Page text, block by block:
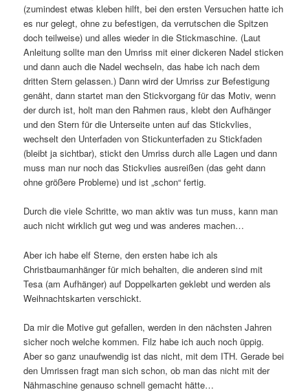
(zumindest etwas kleben hilft, bei den ersten Versuchen hatte ich
es nur gelegt, ohne zu befestigen, da verrutschen die Spitzen
doch teilweise) und alles wieder in die Stickmaschine. (Laut
Anleitung sollte man den Umriss mit einer dickeren Nadel sticken
und dann auch die Nadel wechseln, das habe ich nach dem
dritten Stern gelassen.) Dann wird der Umriss zur Befestigung
genäht, dann startet man den Stickvorgang für das Motiv, wenn
der durch ist, holt man den Rahmen raus, klebt den Aufhänger
und den Stern für die Unterseite unten auf das Stickvlies,
wechselt den Unterfaden von Stickunterfaden zu Stickfaden
(bleibt ja sichtbar), stickt den Umriss durch alle Lagen und dann
muss man nur noch das Stickvlies ausreißen (das geht dann
ohne größere Probleme) und ist „schon“ fertig.
Durch die viele Schritte, wo man aktiv was tun muss, kann man
auch nicht wirklich gut weg und was anderes machen…
Aber ich habe elf Sterne, den ersten habe ich als
Christbaumanhänger für mich behalten, die anderen sind mit
Tesa (am Aufhänger) auf Doppelkarten geklebt und werden als
Weihnachtskarten verschickt.
Da mir die Motive gut gefallen, werden in den nächsten Jahren
sicher noch welche kommen. Filz habe ich auch noch üppig.
Aber so ganz unaufwendig ist das nicht, mit dem ITH. Gerade bei
den Umrissen fragt man sich schon, ob man das nicht mit der
Nähmaschine genauso schnell gemacht hätte…